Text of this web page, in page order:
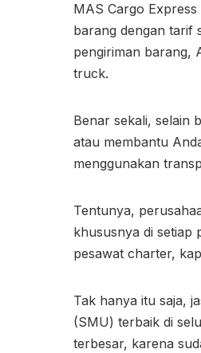
MAS Cargo
barang dengan tarif
pengiriman barang,
truck.
Benar sekali, selain
atau membantu
menggunakan
Tentunya,
khususnya di setiap
pesawat charter,
Tak hanya itu saja,
(SMU) terbaik di
terbesar, karena